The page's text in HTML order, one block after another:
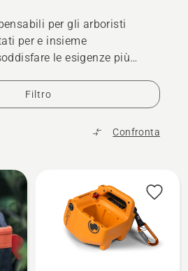
per gli arboristi
per e insieme
le esigenze più
Filtro
Confronta